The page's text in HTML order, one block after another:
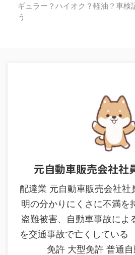
ギュラー？ハイオク？軽油？車検
う
元自動車販売会社社
配達業 元自動車販売会社社
明の分かりにくさに不満を
盗難被害、自動車事故によ
を交通事故で亡くしている
免許 大型免許 普通